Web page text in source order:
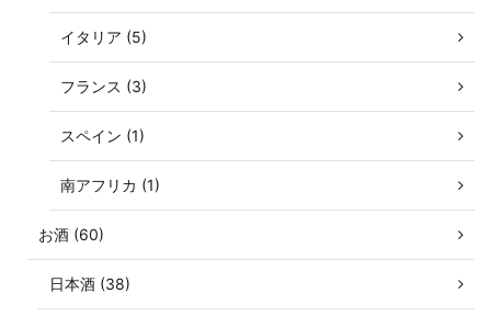
イタリア (5)
フランス (3)
スペイン (1)
南アフリカ (1)
お酒 (60)
日本酒 (38)